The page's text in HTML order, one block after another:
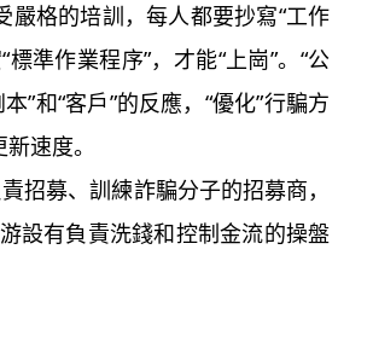
格的培訓，每人都要抄寫“工作
準作業程序”，才能“上崗”。“公
”和“客戶”的反應，“優化”行騙方
速度。
募、訓練詐騙分子的招募商，
設有負責洗錢和控制金流的操盤